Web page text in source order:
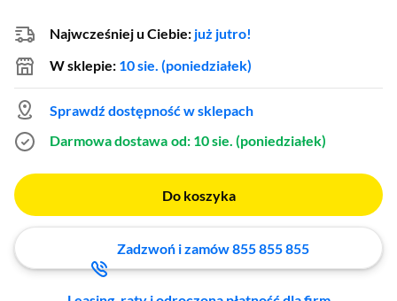
Najwcześniej u Ciebie: już jutro!
W sklepie: 10 sie. (poniedziałek)
Sprawdź dostępność w sklepach
Darmowa dostawa od: 10 sie. (poniedziałek)
Do koszyka
Zadzwoń i zamów 855 855 855